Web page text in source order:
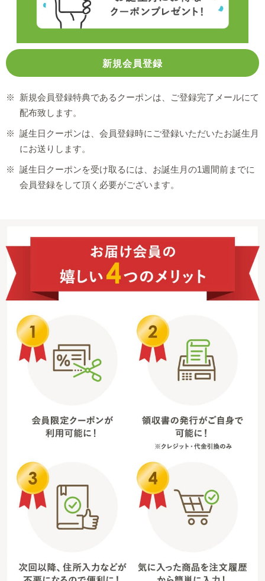
※
新規会員登録特典であるクーポンは、ご登録完了メールにて
配布致します。
※ 誕生日クーポンは、会員登録時にご登録いただいたお誕生月
にお送りします。
※ 誕生日クーポンを受け取るには、お誕生月の1週間前までに
会員登録をして頂く必要がございます。